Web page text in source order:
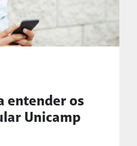
entender os
Unicamp